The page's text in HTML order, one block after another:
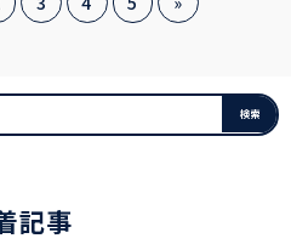
記事